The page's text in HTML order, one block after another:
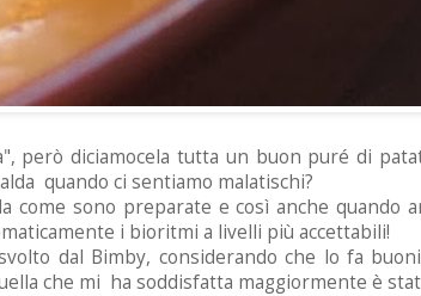
però diciamocela tutta un buon puré di
quando ci sentiamo malatischi?
sono preparate e così anche quando
i bioritmi a livelli più accettabili!
dal Bimby, considerando che lo fa
che mi ha soddisfatta maggiormente è